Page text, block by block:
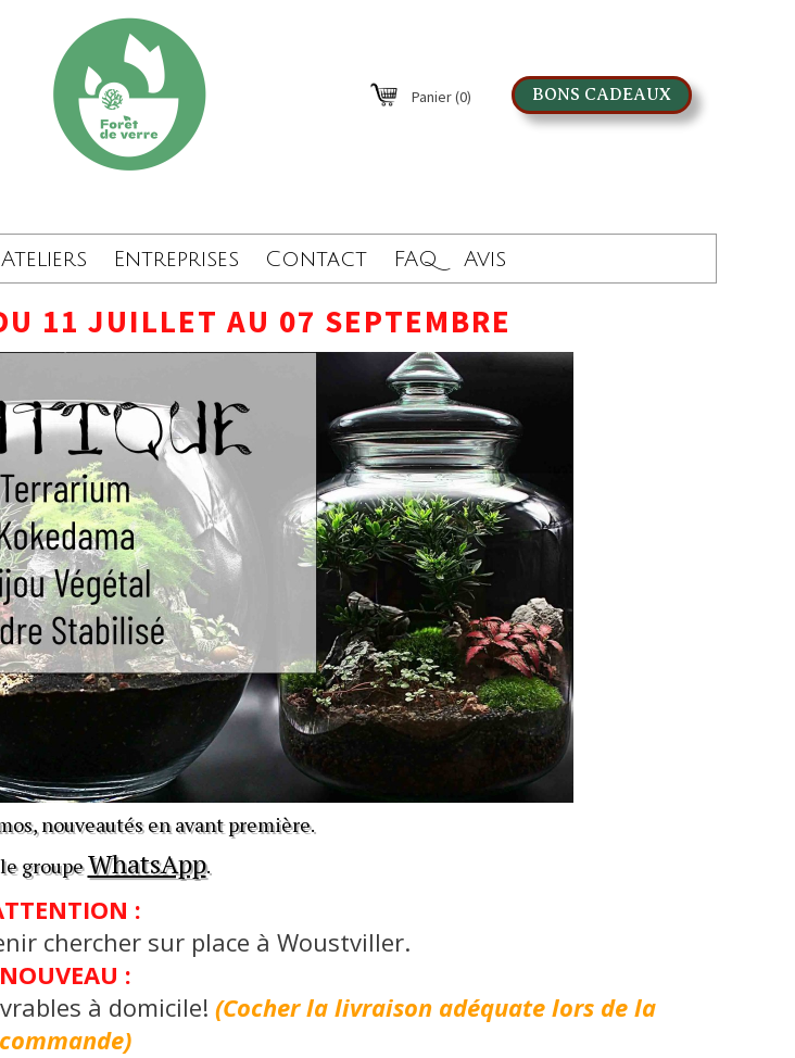
Panier(0) BONS CADEAUX
Ateliers Entreprises Contact FAQ Avis
11 JUILLET AU 07 SEPTEMBRE
nouveautés en avant première.
groupeWhatsApp.
:
chercher sur place à Woustviller.
NOUVEAU :
à domicile! (Cocher la livraison adéquate lors de la
commande)